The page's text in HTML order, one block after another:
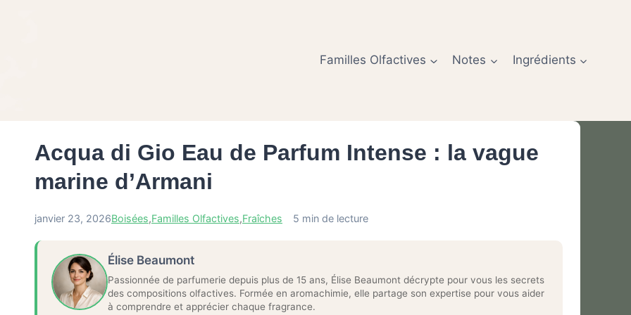
Familles Olfactives
Notes Ingrédients
Acqua di Gio Eau de Parfum Intense : la vague
marine d’Armani
janvier 23, 2026Boisées,Familles Olfactives,Fraîches 5 min de lecture
Élise Beaumont
Passionnée de parfumerie depuis plus de 15 ans, Élise Beaumont décrypte pour vous les secrets
des compositions olfactives. Formée en aromachimie, elle partage son expertise pour vous aider
à comprendre et apprécier chaque fragrance.